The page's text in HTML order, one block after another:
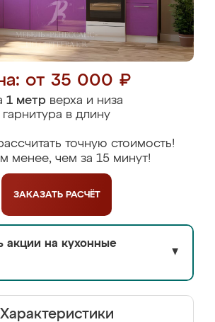
от 35 000 ₽
1 метрверха и низа
гарнитура в длину
точную стоимость!
менее, чем за 15 минут!
ЗАКАЗАТЬ РАСЧЁТ
акции на кухонные
▼
Характеристики